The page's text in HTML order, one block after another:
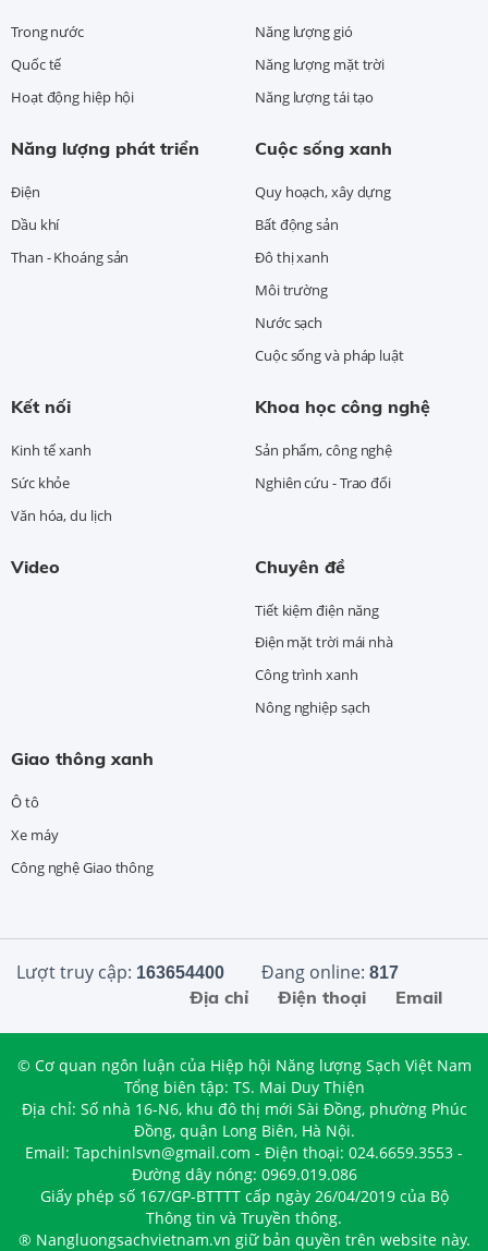
Trong nước
Quốc tế
Hoạt động hiệp hội
Năng lượng gió
Năng lượng mặt trời
Năng lượng tái tạo
Năng lượng phát triển
Điện
Dầu khí
Than - Khoáng sản
Cuộc sống xanh
Quy hoạch, xây dựng
Bất động sản
Đô thị xanh
Môi trường
Nước sạch
Cuộc sống và pháp luật
Kết nối
Kinh tế xanh
Sức khỏe
Văn hóa, du lịch
Khoa học công nghệ
Sản phẩm, công nghệ
Nghiên cứu - Trao đổi
Video Chuyên đề
Tiết kiệm điện năng
Điện mặt trời mái nhà
Công trình xanh
Nông nghiệp sạch
Giao thông xanh
Ô tô
Xe máy
Công nghệ Giao thông
Lượt truy cập: 163654400 Đang online: 817
Email
Điện thoại
Địa chỉ
© Cơ quan ngôn luận của Hiệp hội Năng lượng Sạch Việt Nam
Tổng biên tập: TS. Mai Duy Thiện
Địa chỉ: Số nhà 16-N6, khu đô thị mới Sài Đồng, phường Phúc
Đồng, quận Long Biên, Hà Nội.
Email: Tapchinlsvn@gmail.com - Điện thoại: 024.6659.3553 -
Đường dây nóng: 0969.019.086
Giấy phép số 167/GP-BTTTT cấp ngày 26/04/2019 của Bộ
Thông tin và Truyền thông.
® Nangluongsachvietnam.vn giữ bản quyền trên website này.